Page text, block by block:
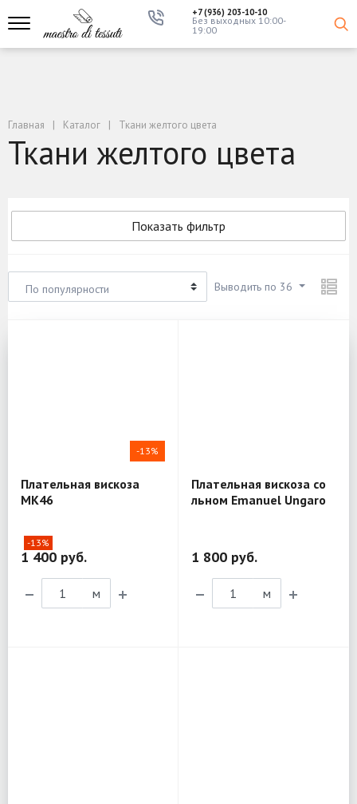
+7 (936) 203-10-10
Без выходных 10:00-
19:00
Главная Каталог Ткани желтого цвета
Ткани желтого цвета
Показать фильтр
По популярности Выводить по 36
-13%
Плательная вискоза
MK46
-13%
1 400 руб.
м
Плательная вискоза со
льном Emanuel Ungaro
1 800 руб.
м